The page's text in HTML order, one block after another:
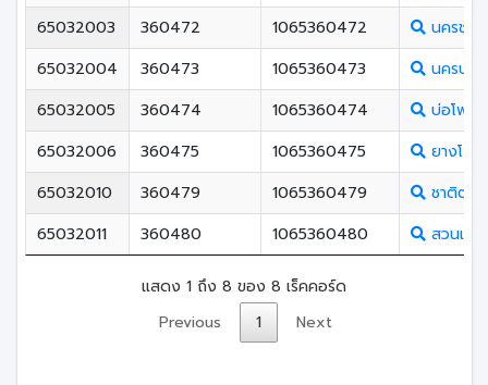
65032003
360472 1065360472
นครชุม
65032004
360473 1065360473
นครบา
65032005
360474 1065360474
บ่อโพธิ์
65032006
360475 1065360475
ยางโก
65032010
360479 1065360479
ชาติตระ
65032011
360480 1065360480 สวนเมี่
แสดง 1 ถึง 8 ของ 8 เร็คคอร์ด
Previous
1 Next